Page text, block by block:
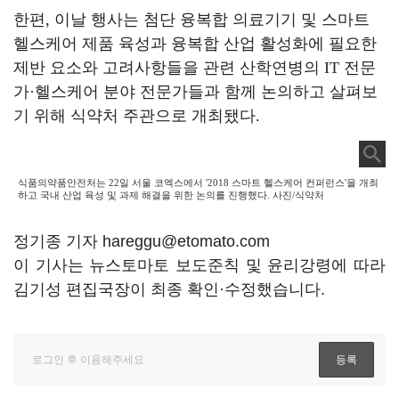
한편, 이날 행사는 첨단 융복합 의료기기 및 스마트
헬스케어 제품 육성과 융복합 산업 활성화에 필요한
제반 요소와 고려사항들을 관련 산학연병의 IT 전문
가·헬스케어 분야 전문가들과 함께 논의하고 살펴보
기 위해 식약처 주관으로 개최됐다.
식품의약품안전처는 22일 서울 코엑스에서 '2018 스마트 헬스케어 컨퍼런스'을 개최
하고 국내 산업 육성 및 과제 해결을 위한 논의를 진행했다. 사진/식약처
정기종 기자 hareggu@etomato.com
이 기사는 뉴스토마토 보도준칙 및 윤리강령에 따라
김기성 편집국장이 최종 확인·수정했습니다.